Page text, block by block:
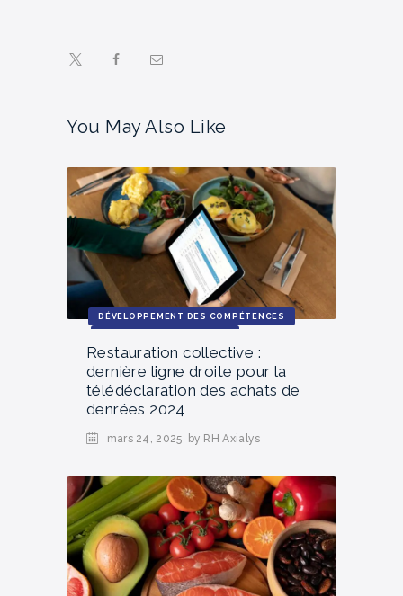
You May Also Like
DÉVELOPPEMENT DES COMPÉTENCES
SOLUTIONS POUR LES ENTREPRISES
Restauration collective :
dernière ligne droite pour la
télédéclaration des achats de
denrées 2024
mars 24, 2025 by RH Axialys